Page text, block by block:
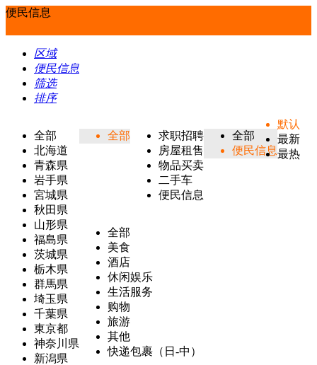
便民信息
区域
便民信息
筛选
排序
全部
北海道
青森県
岩手県
宮城県
秋田県
山形県
福島県
茨城県
栃木県
群馬県
埼玉県
千葉県
東京都
神奈川県
新潟県
全部
求职招聘
房屋租售
物品买卖
二手车
便民信息
全部
便民信息
全部
美食
酒店
休闲娱乐
生活服务
购物
旅游
其他
快递包裹（日-中）
默认
最新
最热